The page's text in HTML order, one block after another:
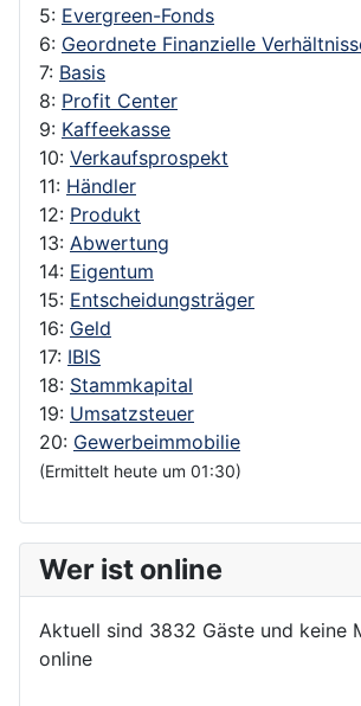
5: Evergreen-Fonds
6: Geordnete Finanzielle
7: Basis
8: Profit Center
9: Kaffeekasse
10: Verkaufsprospekt
11: Händler
12: Produkt
13: Abwertung
14: Eigentum
15: Entscheidungsträger
16: Geld
17: IBIS
18: Stammkapital
19: Umsatzsteuer
20: Gewerbeimmobilie
(Ermittelt heute um 01:30)
Wer ist online
Aktuell sind 3832 Gäste und keine
online